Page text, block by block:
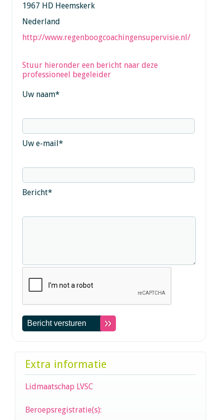
1967 HD Heemskerk
Nederland
http://www.regenboogcoachingensupervisie.nl/
Stuur hieronder een bericht naar deze
professioneel begeleider
Uw naam*
Uw e-mail*
Bericht*
Extra informatie
Lidmaatschap LVSC
Beroepsregistratie(s):